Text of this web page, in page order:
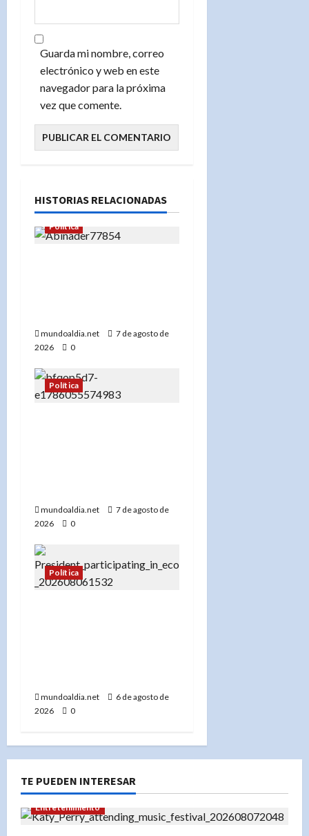
Guarda mi nombre, correo
electrónico y web en este
navegador para la próxima
vez que comente.
HISTORIAS RELACIONADAS
Política
mundoaldia.net
7 de agosto de
2026
0
Política
mundoaldia.net
7 de agosto de
2026
0
Política
mundoaldia.net
6 de agosto de
2026
0
TE PUEDEN INTERESAR
Entretenimiento